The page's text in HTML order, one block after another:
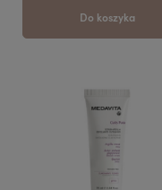
Do koszyka